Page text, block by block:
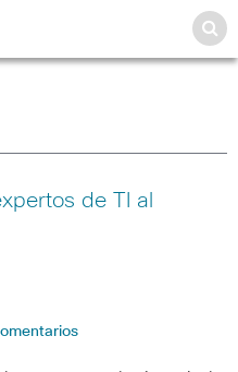
de TI al